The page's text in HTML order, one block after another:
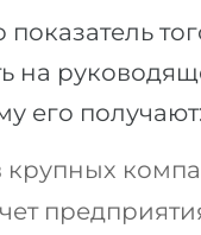
на
его получают:
крупных